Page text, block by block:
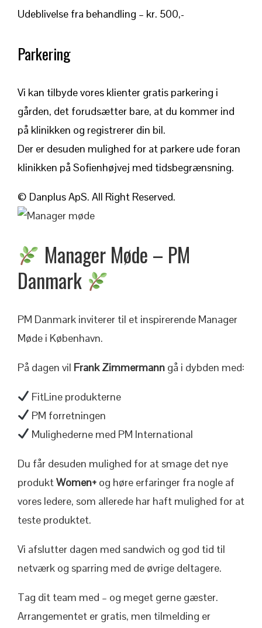
Udeblivelse fra behandling – kr. 500,-
Parkering
Vi kan tilbyde vores klienter gratis parkering i
gården, det forudsætter bare, at du kommer ind
på klinikken og registrerer din bil.
Der er desuden mulighed for at parkere ude foran
klinikken på Sofienhøjvej med tidsbegrænsning.
© Danplus ApS. All Right Reserved.
Manager Møde – PM
Danmark
PM Danmark inviterer til et inspirerende Manager
Møde i København.
På dagen vil Frank Zimmermanngå i dybden med:
FitLine produkterne
PM forretningen
Mulighederne med PM International
Du får desuden mulighed for at smage det nye
produktWomen+og høre erfaringer fra nogle af
vores ledere, som allerede har haft mulighed for at
teste produktet.
Vi afslutter dagen med sandwich og god tid til
netværk og sparring med de øvrige deltagere.
Tag dit team med – og meget gerne gæster.
Arrangementet er gratis, men tilmelding er